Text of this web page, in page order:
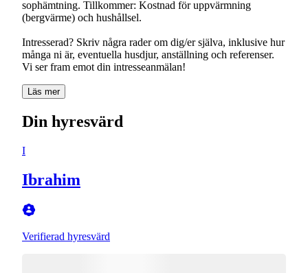
sophämtning. Tillkommer: Kostnad för uppvärmning
(bergvärme) och hushållsel.
Intresserad? Skriv några rader om dig/er själva, inklusive hur
många ni är, eventuella husdjur, anställning och referenser.
Läs mer
Din hyresvärd
I
Ibrahim
Verifierad hyresvärd